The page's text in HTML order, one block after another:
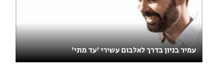
עמיר בניון בדרך לאלבום עשירי 'עד מתי'